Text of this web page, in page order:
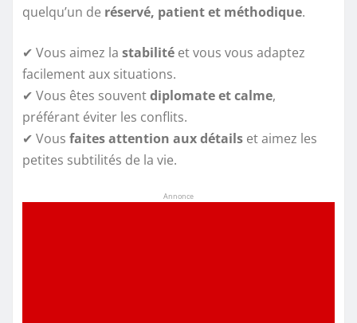
quelqu’un de réservé, patient et méthodique.
✔ Vous aimez la stabilité et vous vous adaptez
facilement aux situations.
✔ Vous êtes souventdiplomate et calme,
préférant éviter les conflits.
✔ Vous faites attention aux détails et aimez les
petites subtilités de la vie.
Annonce